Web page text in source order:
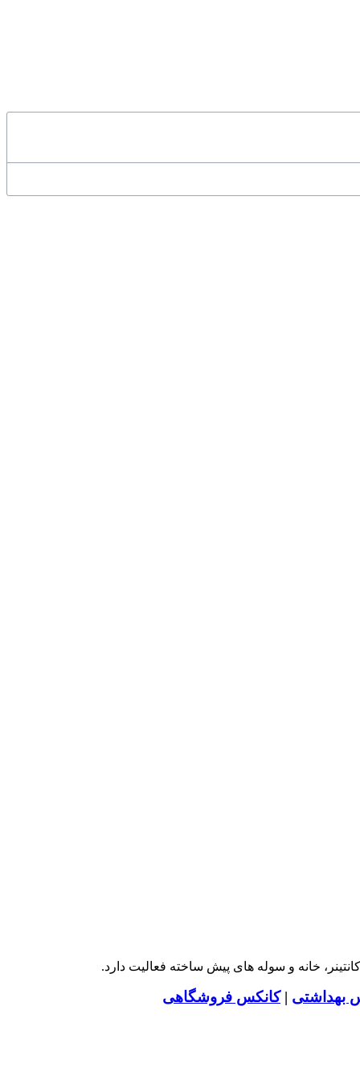
خانه و سوله های پیش ساخته فعالیت دارد.
بهداشتی |کانکس فروشگاهی